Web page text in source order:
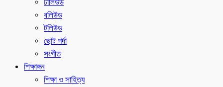
ঢালিউড
বলিউড
টলিউড
ছোট পর্দা
সংগীত
শিক্ষাঙ্গন
শিক্ষা ও সাহিত্য